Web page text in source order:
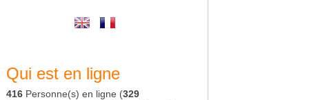
Qui est en ligne
416 Personne(s) en ligne (329